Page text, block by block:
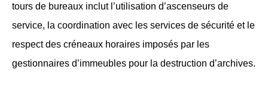
tours de bureaux inclut l’utilisation d’ascenseurs de
service, la coordination avec les services de sécurité et le
respect des créneaux horaires imposés par les
gestionnaires d’immeubles pour la destruction d’archives.